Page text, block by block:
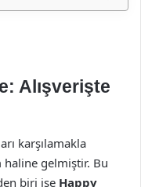
Alışverişte
karşılamakla
haline gelmiştir. Bu
biri ise Happy